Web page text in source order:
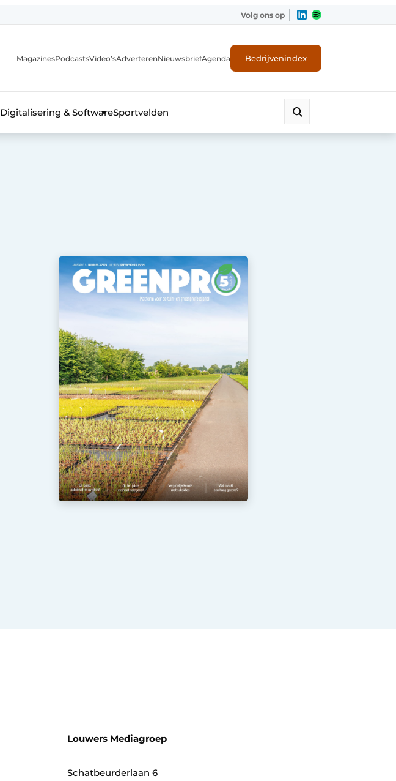
Volg ons op
MagazinesPodcastsVideo’sAdverterenNieuwsbriefAgenda Bedrijvenindex
Digitalisering & SoftwareSportvelden
Louwers Mediagroep
Schatbeurderlaan 6